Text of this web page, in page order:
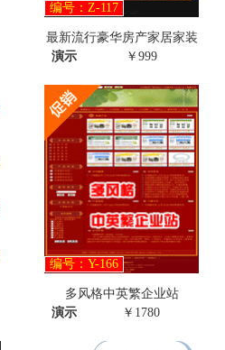
编号：Z-117
最新流行豪华房产家居家装
演示
￥999
编号：Y-166
多风格中英繁企业站
演示
￥1780